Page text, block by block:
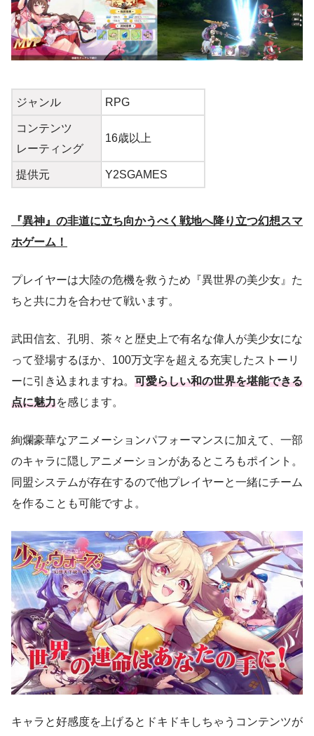
ジャンル RPG
コンテンツ
レーティング
16歳以上
提供元 Y2SGAMES
『異神』の非道に立ち向かうべく戦地へ降り立つ幻想スマ
ホゲーム！
プレイヤーは大陸の危機を救うため『異世界の美少女』た
ちと共に力を合わせて戦います。
武田信玄、孔明、茶々と歴史上で有名な偉人が美少女にな
って登場するほか、100万文字を超える充実したストーリ
ーに引き込まれますね。 可愛らしい和の世界を堪能できる
点に魅力を感じます。
絢爛豪華なアニメーションパフォーマンスに加えて、一部
のキャラに隠しアニメーションがあるところもポイント。
同盟システムが存在するので他プレイヤーと一緒にチーム
を作ることも可能ですよ。
キャラと好感度を上げるとドキドキしちゃうコンテンツが